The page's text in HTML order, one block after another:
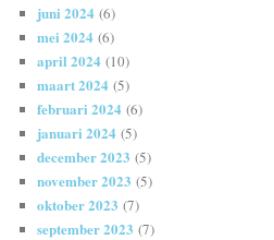
juni 2024 (6)
mei 2024 (6)
april 2024 (10)
maart 2024 (5)
februari 2024 (6)
januari 2024 (5)
december 2023 (5)
november 2023 (5)
oktober 2023 (7)
september 2023 (7)